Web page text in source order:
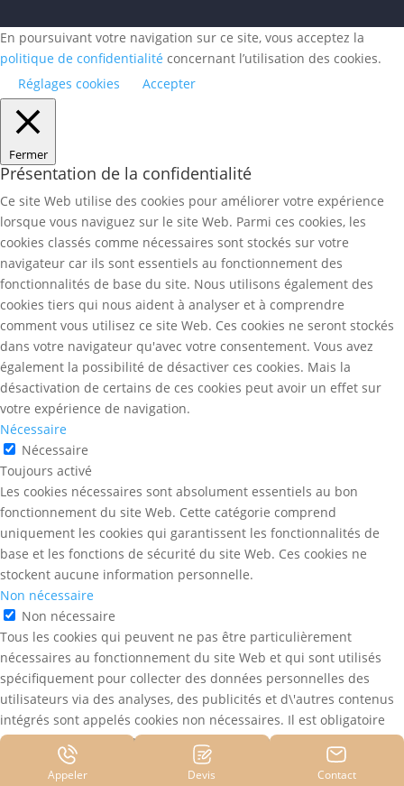
En poursuivant votre navigation sur ce site, vous acceptez la
politique de confidentialité concernant l’utilisation des cookies.
Réglages cookies
Accepter
Fermer
Présentation de la confidentialité
Ce site Web utilise des cookies pour améliorer votre expérience
lorsque vous naviguez sur le site Web. Parmi ces cookies, les
cookies classés comme nécessaires sont stockés sur votre
navigateur car ils sont essentiels au fonctionnement des
fonctionnalités de base du site. Nous utilisons également des
cookies tiers qui nous aident à analyser et à comprendre
comment vous utilisez ce site Web. Ces cookies ne seront stockés
dans votre navigateur qu'avec votre consentement. Vous avez
également la possibilité de désactiver ces cookies. Mais la
désactivation de certains de ces cookies peut avoir un effet sur
votre expérience de navigation.
Nécessaire
Nécessaire
Toujours activé
Les cookies nécessaires sont absolument essentiels au bon
fonctionnement du site Web. Cette catégorie comprend
uniquement les cookies qui garantissent les fonctionnalités de
base et les fonctions de sécurité du site Web. Ces cookies ne
stockent aucune information personnelle.
Non nécessaire
Non nécessaire
Tous les cookies qui peuvent ne pas être particulièrement
nécessaires au fonctionnement du site Web et qui sont utilisés
spécifiquement pour collecter des données personnelles des
utilisateurs via des analyses, des publicités et d\'autres contenus
intégrés sont appelés cookies non nécessaires. Il est obligatoire
d\'obtenir le consentement de l\'utilisateur avant d\'exécuter ces
cookies sur votre site Web.
Enregistrer & appliquer
Appeler Devis Contact